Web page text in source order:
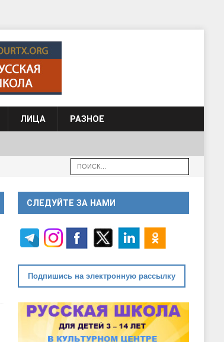
ЛИЦА РАЗНОЕ
СЛЕДУЙТЕ ЗА НАМИ
Подпишись на электронную рассылку